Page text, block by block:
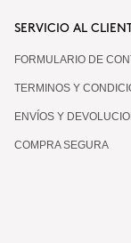
SERVICIO AL
FORMULARIO DE
TERMINOS Y
ENVÍOS Y
COMPRA SEGURA